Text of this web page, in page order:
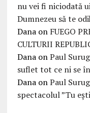
nu vei fi niciodată
Dumnezeu să te
Danaon FUEGO
CULTURII
DanaonPaul
suflet tot ce ni se
DanaonPaul
spectacolul ”Tu